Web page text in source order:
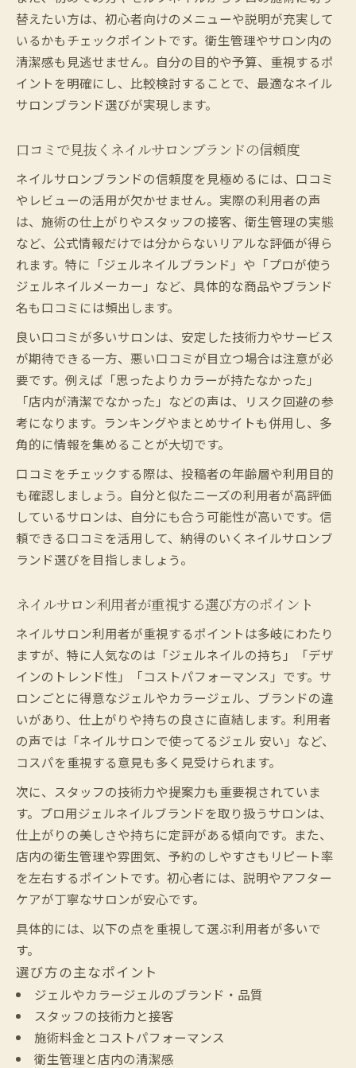
替えたい方は、初心者向けのメニューや説明が充実して
いるかもチェックポイントです。衛生管理やサロン内の
清潔感も見逃せません。自分の目的や予算、重視するポ
イントを明確にし、比較検討することで、最適なネイル
サロンブランド選びが実現します。
口コミで見抜くネイルサロンブランドの信頼度
ネイルサロンブランドの信頼度を見極めるには、口コミ
やレビューの活用が欠かせません。実際の利用者の声
は、施術の仕上がりやスタッフの接客、衛生管理の実態
など、公式情報だけでは分からないリアルな評価が得ら
れます。特に「ジェルネイルブランド」や「プロが使う
ジェルネイルメーカー」など、具体的な商品やブランド
名も口コミには頻出します。
良い口コミが多いサロンは、安定した技術力やサービス
が期待できる一方、悪い口コミが目立つ場合は注意が必
要です。例えば「思ったよりカラーが持たなかった」
「店内が清潔でなかった」などの声は、リスク回避の参
考になります。ランキングやまとめサイトも併用し、多
角的に情報を集めることが大切です。
口コミをチェックする際は、投稿者の年齢層や利用目的
も確認しましょう。自分と似たニーズの利用者が高評価
しているサロンは、自分にも合う可能性が高いです。信
頼できる口コミを活用して、納得のいくネイルサロンブ
ランド選びを目指しましょう。
ネイルサロン利用者が重視する選び方のポイント
ネイルサロン利用者が重視するポイントは多岐にわたり
ますが、特に人気なのは「ジェルネイルの持ち」「デザ
インのトレンド性」「コストパフォーマンス」です。サ
ロンごとに得意なジェルやカラージェル、ブランドの違
いがあり、仕上がりや持ちの良さに直結します。利用者
の声では「ネイルサロンで使ってるジェル 安い」など、
コスパを重視する意見も多く見受けられます。
次に、スタッフの技術力や提案力も重要視されていま
す。プロ用ジェルネイルブランドを取り扱うサロンは、
仕上がりの美しさや持ちに定評がある傾向です。また、
店内の衛生管理や雰囲気、予約のしやすさもリピート率
を左右するポイントです。初心者には、説明やアフター
ケアが丁寧なサロンが安心です。
具体的には、以下の点を重視して選ぶ利用者が多いで
す。
選び方の主なポイント
ジェルやカラージェルのブランド・品質
スタッフの技術力と接客
施術料金とコストパフォーマンス
衛生管理と店内の清潔感